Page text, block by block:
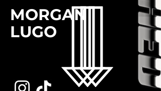
MORGAN
LUGO